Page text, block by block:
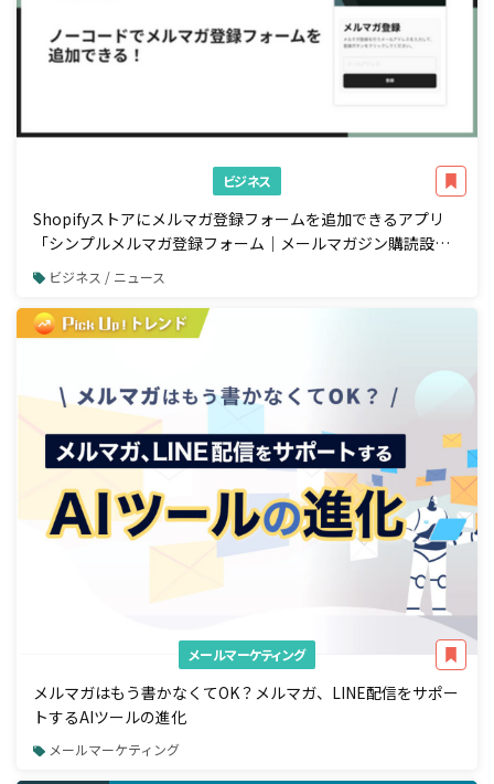
ビジネス
Shopifyストアにメルマガ登録フォームを追加できるアプリ
「シンプルメルマガ登録フォーム｜メールマガジン購読設
定」をリリース
ビジネス / ニュース
メールマーケティング
メルマガはもう書かなくてOK？メルマガ、LINE配信をサポー
トするAIツールの進化
メールマーケティング